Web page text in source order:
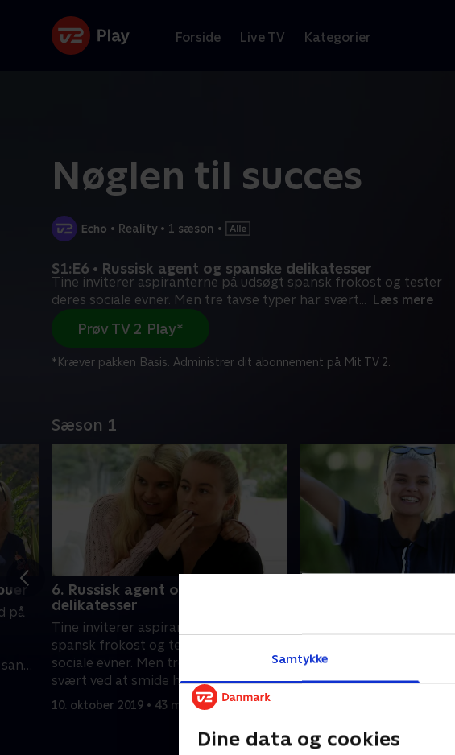
Samtykke
Dine data og cookies
Forside Live TV Kategorier
Nøglen til succes
• Reality • 1 sæson •
S1:E6 • Russisk agent og spanske delikatesser
Tine inviterer aspiranterne på udsøgt spansk frokost og tester
deres sociale evner. Men tre tavse typer har svært... Læs mere
Prøv TV 2 Play*
*Kræver pakken Basis. Administrer dit abonnement på Mit TV 2.
Sæson 1
på
6. Russisk agent og spanske
delikatesser
Tine inviterer aspiranterne på udsøgt
spansk frokost og tester deres
sociale evner. Men tre tavse typer har
svært ved at smide hæmningerne og
slippe kontrollen.
10. oktober 2019 • 43 min
ind med en test ud i